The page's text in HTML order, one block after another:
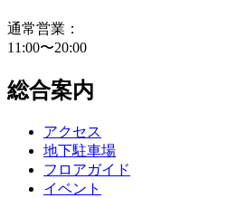
通常営業：
11:00〜20:00
総合案内
アクセス
地下駐車場
フロアガイド
イベント